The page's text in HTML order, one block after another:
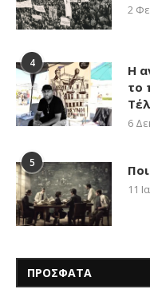
2
4
Η
το
6
5
11
ΠΡΟΣΦΑΤΑ